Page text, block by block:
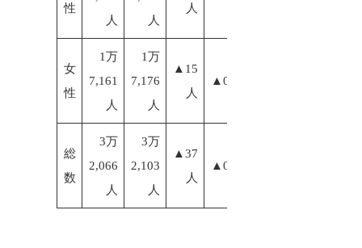
性
人
人
人
女
性
1万
7,161
人
1万
7,176
人
▲15
人
▲0.09%
総
数
3万
2,066
人
3万
2,103
人
▲37
人
▲0.12%